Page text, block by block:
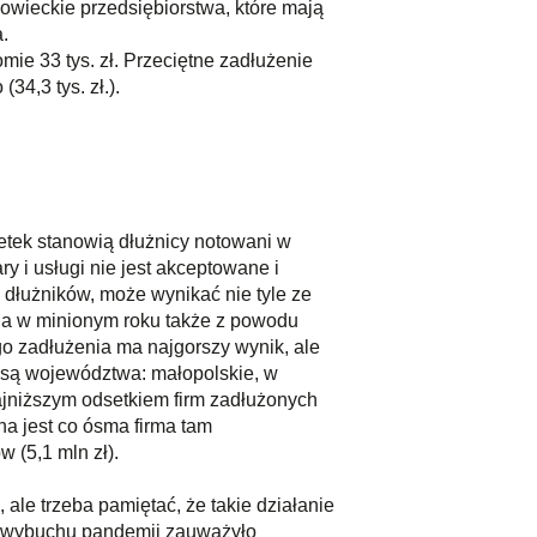
przedsiębiorstwa, które mają
33 tys. zł. Przeciętne zadłużenie
tys. zł.).
stanowią dłużnicy notowani w
i usługi nie jest akceptowane i
może wynikać nie tyle ze
w minionym roku także z powodu
zadłużenia ma najgorszy wynik, ale
województwa: małopolskie, w
odsetkiem firm zadłużonych
jest co ósma firma tam
(5,1 mln zł).
trzeba pamiętać, że takie działanie
pandemii zauważyło